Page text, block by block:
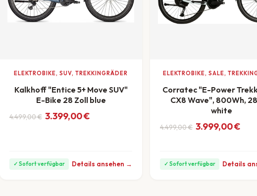
€
ELEKTROBIKE, SUV, TREKKINGRÄDER
Kalkhoff "Entice 5+ Move SUV"
E-Bike 28 Zoll blue
4.499,00€
Ursprünglicher Preis war: 4.499,00 €
3.399,00€
Aktueller Preis ist: 3.399,00 €.
✓ Sofort verfügbar Details ansehen →
ELEKTROBIKE, SALE,
Corratec "E-Power
CX8 Wave", 800Wh,
white
4.499,00€
Ursprünglicher Preis
3.999,00€
Aktueller Preis ist:
✓ Sofort verfügbar Details